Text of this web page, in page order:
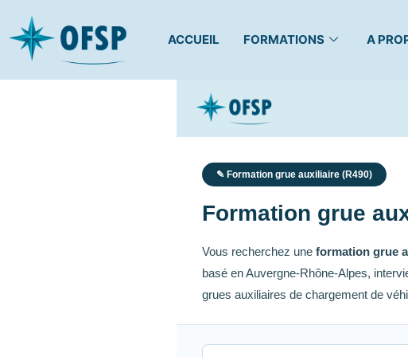
ACCUEIL FORMATIONS A
✎ Formation grue auxiliaire (R490)
Formation grue
Vous recherchez une formation grue
basé en Auvergne-Rhône-Alpes,
grues auxiliaires de chargement de